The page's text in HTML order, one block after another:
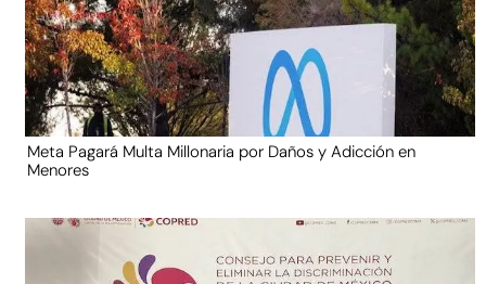
Meta Pagará Multa Millonaria por Daños y Adicción en
Menores